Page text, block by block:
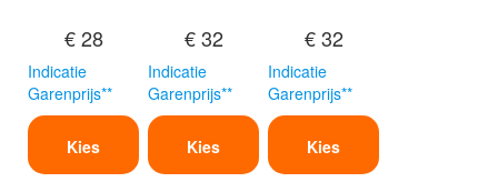
€ 28
Indicatie
Garenprijs**
Kies
€ 32
Indicatie
Garenprijs**
Kies
€ 32
Indicatie
Garenprijs**
Kies